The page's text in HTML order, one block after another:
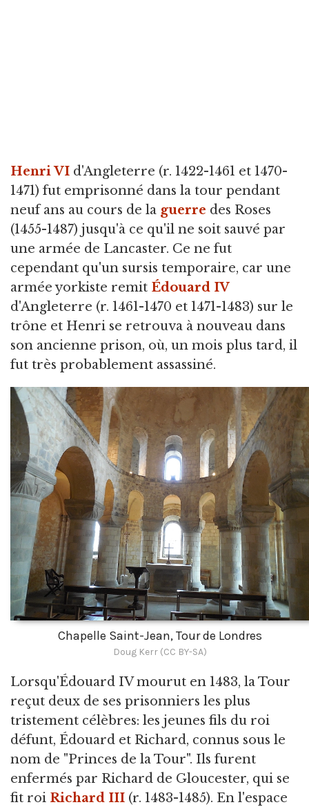
Henri VI d'Angleterre (r. 1422-1461 et 1470-
1471) fut emprisonné dans la tour pendant
neuf ans au cours de la guerre des Roses
(1455-1487) jusqu'à ce qu'il ne soit sauvé par
une armée de Lancaster. Ce ne fut
cependant qu'un sursis temporaire, car une
armée yorkiste remit Édouard IV
d'Angleterre (r. 1461-1470 et 1471-1483) sur le
trône et Henri se retrouva à nouveau dans
son ancienne prison, où, un mois plus tard, il
fut très probablement assassiné.
Chapelle Saint-Jean, Tour de Londres
Doug Kerr (CC BY-SA)
Lorsqu'Édouard IV mourut en 1483, la Tour
reçut deux de ses prisonniers les plus
tristement célèbres: les jeunes fils du roi
défunt, Édouard et Richard, connus sous le
nom de "Princes de la Tour". Ils furent
enfermés par Richard de Gloucester, qui se
fit roi Richard III (r. 1483-1485). En l'espace